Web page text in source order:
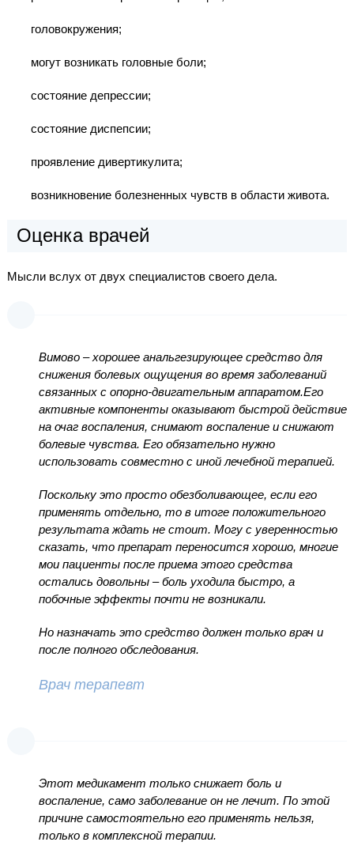
головокружения;
могут возникать головные боли;
состояние депрессии;
состояние диспепсии;
проявление дивертикулита;
возникновение болезненных чувств в области живота.
Оценка врачей
Мысли вслух от двух специалистов своего дела.
Вимово – хорошее анальгезирующее средство для
снижения болевых ощущения во время заболеваний
связанных с опорно-двигательным аппаратом.Его
активные компоненты оказывают быстрой действие
на очаг воспаления, снимают воспаление и снижают
болевые чувства. Его обязательно нужно
использовать совместно с иной лечебной терапией.
Поскольку это просто обезболивающее, если его
применять отдельно, то в итоге положительного
результата ждать не стоит. Могу с уверенностью
сказать, что препарат переносится хорошо, многие
мои пациенты после приема этого средства
остались довольны – боль уходила быстро, а
побочные эффекты почти не возникали.
Но назначать это средство должен только врач и
после полного обследования.
Врач терапевт
Этот медикамент только снижает боль и
воспаление, само заболевание он не лечит. По этой
причине самостоятельно его применять нельзя,
только в комплексной терапии.